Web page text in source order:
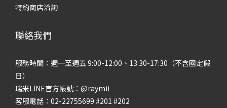
特約商店洽詢
聯絡我們
服務時間：週一至週五 9:00-12:00、13:30-17:30（不含國定假
日）
瑞米LINE官方帳號：@raymii
客服電話：02-22755699 #201 #202